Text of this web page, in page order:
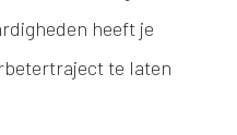
heeft je
te laten